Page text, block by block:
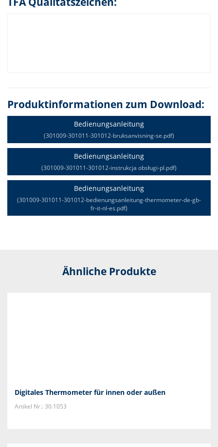
Produktinformationen zum Download:
Bedienungsanleitung
(301009-301011-301012-bruksanvisning-se.pdf)
Bedienungsanleitung
(301009-301011-301012-instrukcja obsługi-pl.pdf)
Bedienungsanleitung
(301009-301011-301012-bedienungsanleitung-thermometer-de-gb-
fr-it-nl-es.pdf)
Ähnliche Produkte
Digitales Thermometer für innen oder außen
Artikel Nr.: 30.1053